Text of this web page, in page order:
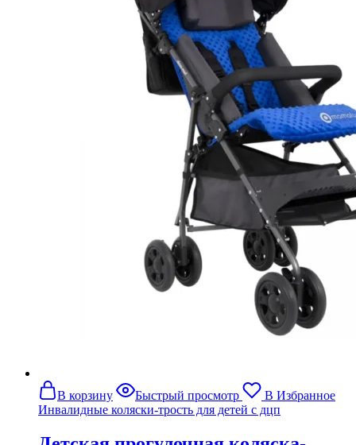
В корзину Быстрый просмотр
В Избранное
Инвалидные коляски-трость для детей с дцп